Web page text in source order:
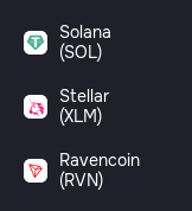
Solana
(SOL)
Stellar
(XLM)
Ravencoin
(RVN)